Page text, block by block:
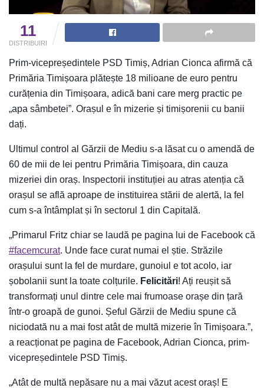
11
DISTRIBUIRI
Prim-vicepreședintele PSD Timiș, Adrian Cionca afirmă că
Primăria Timișoara plătește 18 milioane de euro pentru
curățenia din Timișoara, adică bani care merg practic pe
„apa sâmbetei”. Orașul e în mizerie și timișorenii cu banii
dați.
Ultimul control al Gărzii de Mediu s-a lăsat cu o amendă de
60 de mii de lei pentru Primăria Timișoara, din cauza
mizeriei din oraș. Inspectorii instituției au atras atenția că
orașul se află aproape de instituirea stării de alertă, la fel
cum s-a întâmplat și în sectorul 1 din Capitală.
„Primarul Fritz chiar se laudă pe pagina lui de Facebook că
#facemcurat. Unde face curat numai el știe. Străzile
orașului sunt la fel de murdare, gunoiul e tot acolo, iar
șobolanii sunt la toate colțurile. Felicitări! Ați reușit să
transformați unul dintre cele mai frumoase orașe din țară
într-o groapă de gunoi. Șeful Gărzii de Mediu spune că
niciodată nu a mai fost atât de multă mizerie în Timișoara.”,
a reacționat pe pagina de Facebook, Adrian Cionca, prim-
vicepreședintele PSD Timiș.
„Atât de multă nepăsare nu a mai văzut acest oraș! E